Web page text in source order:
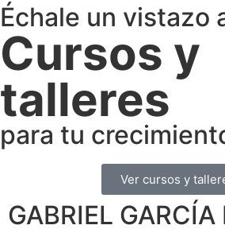
Échale un vistazo
Cursos y
talleres
para tu
Ver cursos y
GABRIEL GARCÍA